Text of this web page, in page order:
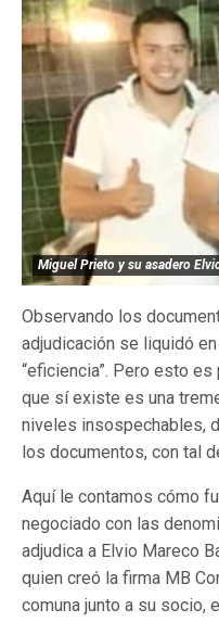
Miguel Prieto y su asadero
Observando los
adjudicación se liquidó
“eficiencia”. Pero esto
que sí existe es una
niveles insospechables,
los documentos, con tal
Aquí le contamos cómo
negociado con las
adjudica a Elvio Mareco
quien creó la firma MB
comuna junto a su socio,